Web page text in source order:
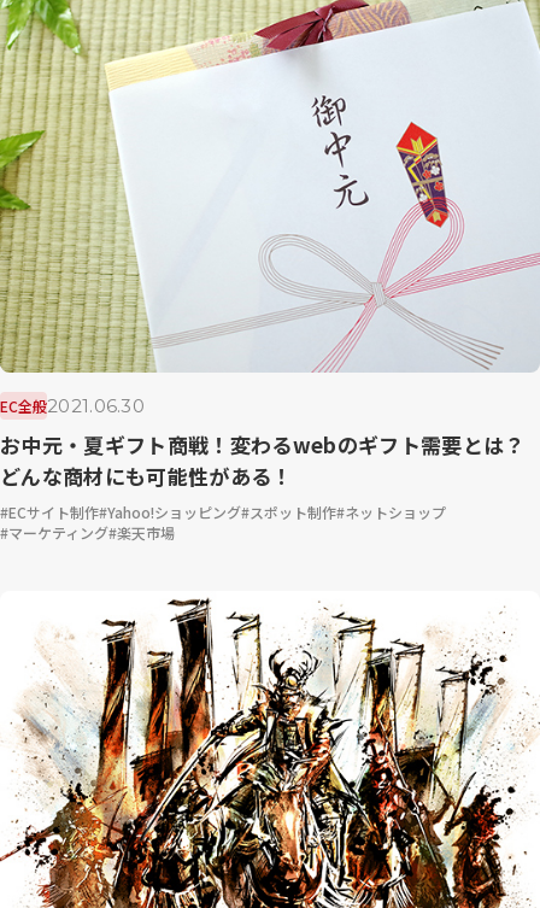
EC全般2021.06.30
お中元・夏ギフト商戦！変わるwebのギフト需要とは？
どんな商材にも可能性がある！
ECサイト制作 Yahoo!ショッピング スポット制作 ネットショップ
マーケティング 楽天市場